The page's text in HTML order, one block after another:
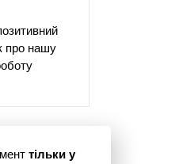
про нашу
тільки у